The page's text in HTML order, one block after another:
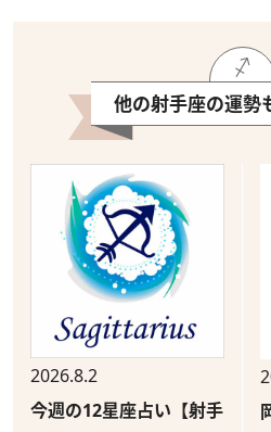
他の射手座の運勢
2026.8.2
今週の12星座占い【射手